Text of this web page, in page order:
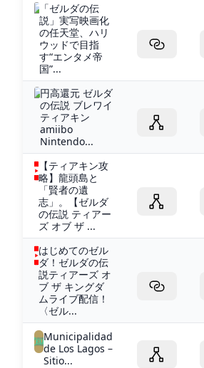
「ゼルダの伝
説」実写映画化
の任天堂、ハリ
ウッドで目指
す“エンタメ帝
国”...
円高還元 ゼルダ
の伝説 ブレワイ
ティアキン
amiibo
Nintendo...
【ティアキン攻
略】龍頭島と
「賢者の遺
志」。【ゼルダ
の伝説 ティアー
ズ オブ ザ ...
はじめてのゼル
ダ！ゼルダの伝
説ティアーズ オ
ブ ザ キングダ
ムライブ配信！
〈ゼル...
Municipalidad
de Los Lagos –
Sitio...